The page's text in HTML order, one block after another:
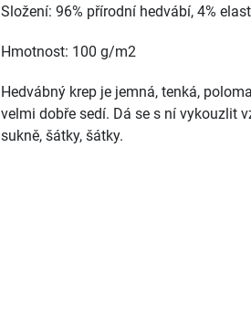
Složení: 96% přírodní hedvábí, 4%
Hmotnost: 100 g/m2
Hedvábný krep je jemná, tenká,
velmi dobře sedí. Dá se s ní vykouzlit
sukně, šátky, šátky.